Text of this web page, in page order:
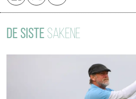
DE SISTE SAKENE